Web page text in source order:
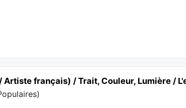
français) / Trait, Couleur, Lumière /
)